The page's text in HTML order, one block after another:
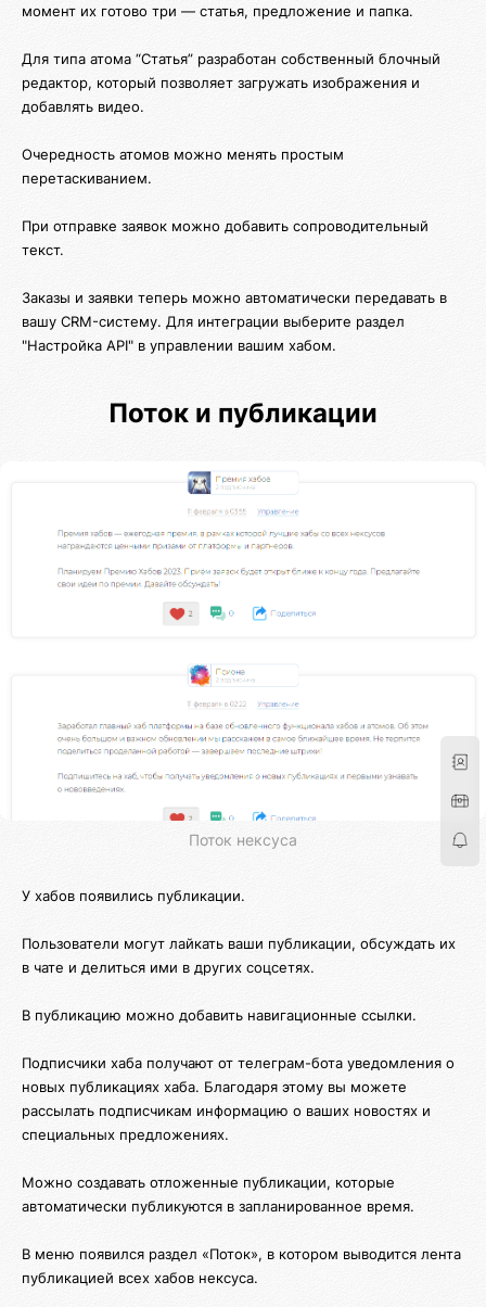
момент их готово три — статья, предложение и папка.
Для типа атома “Статья” разработан собственный блочный
редактор, который позволяет загружать изображения и
добавлять видео.
Очередность атомов можно менять простым
перетаскиванием.
При отправке заявок можно добавить сопроводительный
текст.
Заказы и заявки теперь можно автоматически передавать в
вашу CRM-систему. Для интеграции выберите раздел
"Настройка API" в управлении вашим хабом.
Поток и публикации
Поток нексуса
У хабов появились публикации.
Пользователи могут лайкать ваши публикации, обсуждать их
в чате и делиться ими в других соцсетях.
В публикацию можно добавить навигационные ссылки.
Подписчики хаба получают от телеграм-бота уведомления о
новых публикациях хаба. Благодаря этому вы можете
рассылать подписчикам информацию о ваших новостях и
специальных предложениях.
Можно создавать отложенные публикации, которые
автоматически публикуются в запланированное время.
В меню появился раздел «Поток», в котором выводится лента
публикацией всех хабов нексуса.